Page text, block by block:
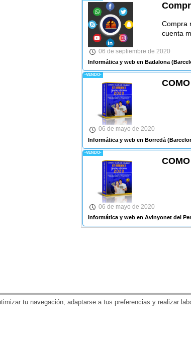
Compra
cuenta
06 de septiembre de 2020
Informática y web en Badalona
-VENDO-
06 de mayo de 2020
Informática y web en Borredà
-VENDO-
06 de mayo de 2020
Informática y web en Avinyonet del
tu navegación, adaptarse a tus preferencias y realizar